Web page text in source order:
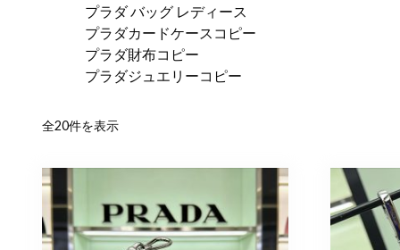
プラダ バッグ レディース
プラダカードケースコピー
プラダ財布コピー
プラダジュエリーコピー
全20件を表示新
い